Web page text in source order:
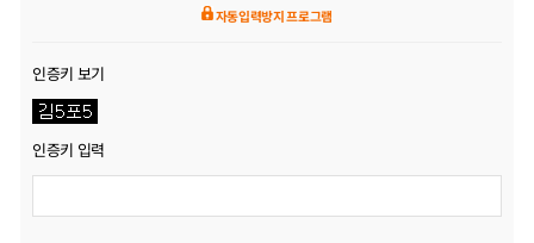
자동입력방지 프로그램
인증키 보기
인증키 입력